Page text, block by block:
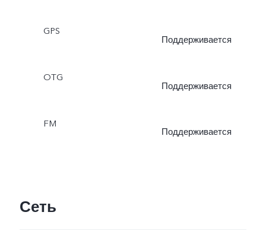
GPS
Поддерживается
OTG
Поддерживается
FM
Поддерживается
Сеть